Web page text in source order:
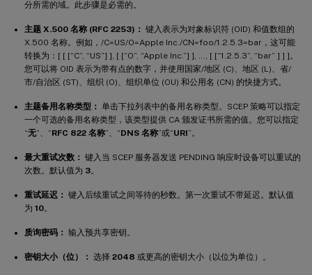
分所需的域。此步骤是必需的。
主题 X.500 名称 (RFC 2253)： 键入表示为对象标识符 (OID) 和值数组的
X.500 名称。例如，/C=US/O=Apple Inc./CN=foo/1.2.5.3=bar，这可能
转换为：[ [ [“C”, “US”] ], [ [“O”, “Apple Inc.”] ], …, [ [“1.2.5.3”, “bar” ] ] ]。
您可以将 OID 表示为带有点的数字，并使用国家/地区 (C)、地区 (L)、省/
市/自治区 (ST)、组织 (O)、组织单位 (OU) 和公用名 (CN) 的快捷方式。
主题备用名称类型： 单击下拉列表中的备用名称类型。SCEP 策略可以指定
一个可选的备用名称类型，该类型提供 CA 颁发证书所需的值。您可以指定
“无”、“RFC 822 名称”、“DNS 名称”或“URI”。
最大重试次数： 键入当 SCEP 服务器发送 PENDING 响应时设备可以重试的
次数。默认值为 3。
重试延迟： 键入后续重试之间等待的秒数。第一次重试不带延迟。默认值
为 10。
质询密码： 输入预共享密钥。
密钥大小（位）： 选择 2048 或更高的密钥大小（以位为单位）。